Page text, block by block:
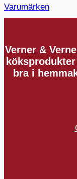
Varumärken
Verner &
bra i